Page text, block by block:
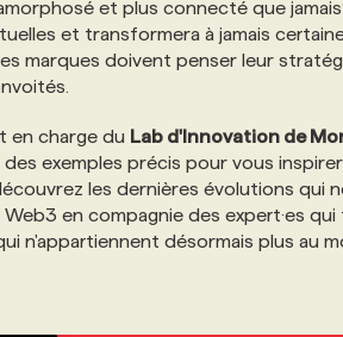
et plus connecté que
et transformera à jamais
marques doivent penser leur
en charge du Lab d'Innovation de
exemples précis pour vous
les dernières évolutions qui
en compagnie des expert·es qui
n'appartiennent désormais plus au